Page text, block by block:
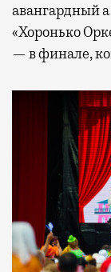
авангардный
«Хоронько
— в финале,